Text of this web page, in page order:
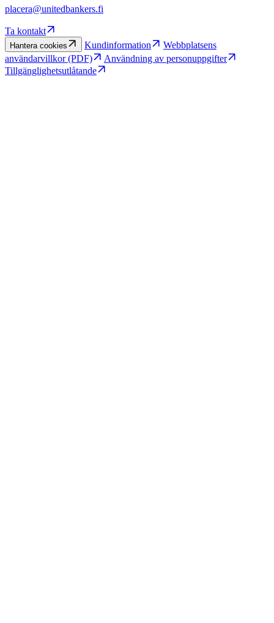
placera@unitedbankers.fi
Ta kontakt
Hantera cookies Kundinformation
Webbplatsens
användarvillkor (PDF)
Användning av personuppgifter
Tillgänglighetsutlåtande